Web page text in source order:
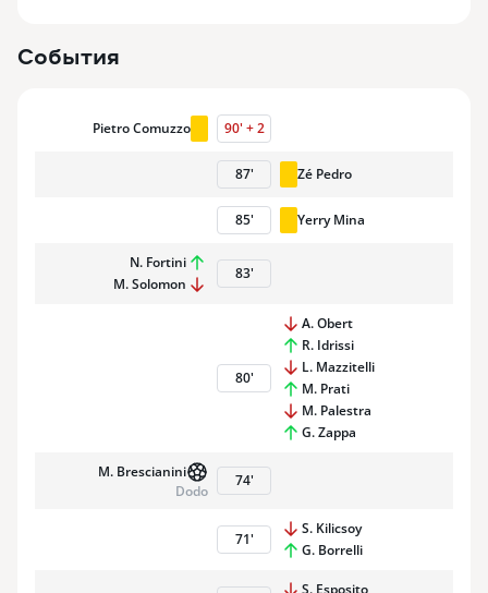
События
Pietro Comuzzo 90' +2
87' Zé Pedro
85' Yerry Mina
N. Fortini
M. Solomon
83'
80'
A. Obert
R. Idrissi
L. Mazzitelli
M. Prati
M. Palestra
G. Zappa
Dodo
M. Brescianini 74'
71'
S. Kilicsoy
G. Borrelli
S. Esposito